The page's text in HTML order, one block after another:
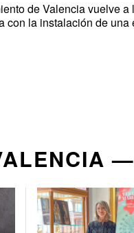
de Valencia vuelve
con la instalación de